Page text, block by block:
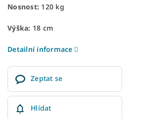
Nosnost: 120 kg
Výška: 18 cm
Detailní informace
Zeptat se
Hlídat